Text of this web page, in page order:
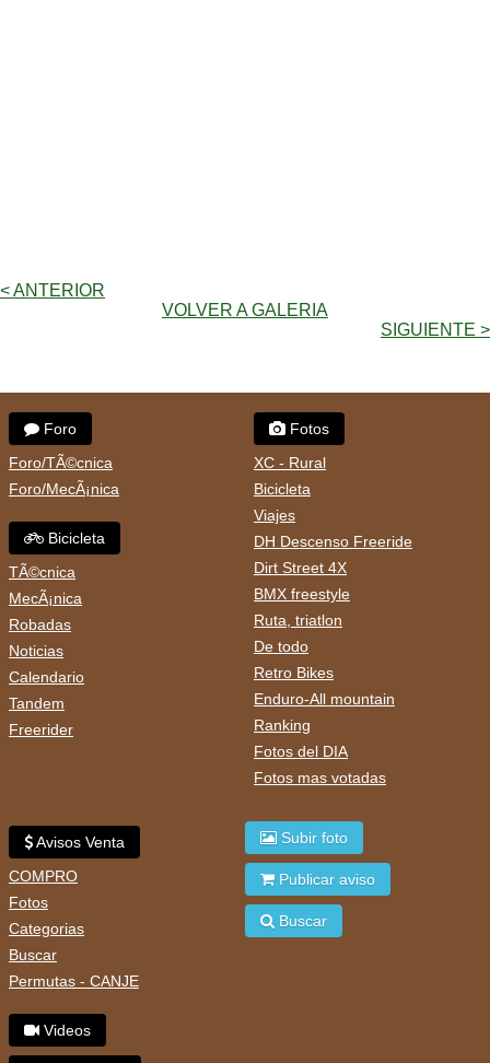
< ANTERIOR
VOLVER A GALERIA
SIGUIENTE >
Foro
Foro/TÃ©cnica
Foro/MecÃ¡nica
Bicicleta
TÃ©cnica
MecÃ¡nica
Robadas
Noticias
Calendario
Tandem
Freerider
Fotos
XC - Rural
Bicicleta
Viajes
DH Descenso Freeride
Dirt Street 4X
BMX freestyle
Ruta, triatlon
De todo
Retro Bikes
Enduro-All mountain
Ranking
Fotos del DIA
Fotos mas votadas
Avisos Venta
COMPRO
Fotos
Categorias
Buscar
Permutas - CANJE
Videos
Subir foto
Publicar aviso
Buscar